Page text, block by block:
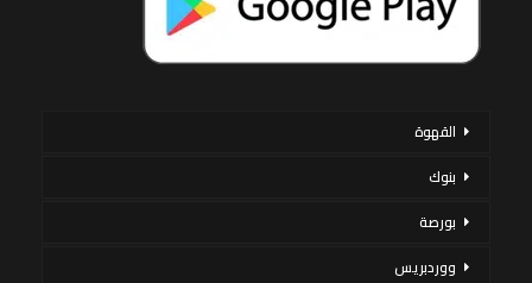
القهوة
بنوك
بورصة
ووردبريس